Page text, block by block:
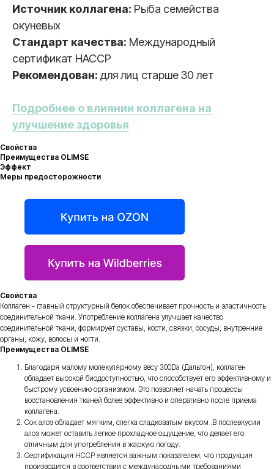
Источник коллагена: Рыба семейства
окуневых
Cтандарт качества: Международный
сертификат HACCP
Рекомендован: для лиц старше 30 лет
Подробнее о влиянии коллагена на
улучшение здоровья
Свойства
Преимущества OLIMSE
Эффект
Меры предосторожности
Свойства
Коллаген - главный структурный белок обеспечивает прочность и эластичность
соединительной ткани. Употребление коллагена улучшает качество
соединительной ткани, формирует суставы, кости, связки, сосуды, внутренние
органы, кожу, волосы и ногти.
Преимущества OLIMSE
Благодаря малому молекулярному весу 300Da (Дальтон), коллаген
обладает высокой биодоступностью, что способствует его эффективному и
быстрому усвоению организмом. Это позволяет начать процессы
восстановления тканей более эффективно и оперативно после приема
коллагена.
Сок алоэ обладает мягким, слегка сладковатым вкусом .В послевкусии
алоэ может оставить легкое прохладное ощущение, что делает его
отличным для употребления в жаркую погоду.
Сертификация HCCP является важным показателем, что продукция
производится в соответствии с международными требованиями